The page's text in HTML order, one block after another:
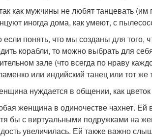
как мужчины не любят танцевать
иногда дома, как умеют, с
если понять, что мы созданы для того,
корабли, то можно выбрать для
зале (что всегда по нраву
или индийский танец или тот же
нуждается в общении, как
женщина в одиночестве чахнет. Ей
бы с виртуальными подружками на
увеличилась. Ей также важно